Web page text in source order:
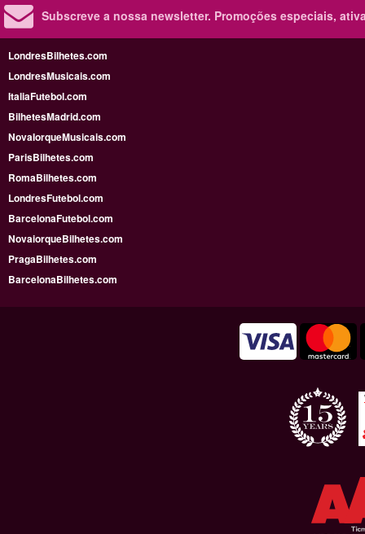
Subscreve a nossa newsletter. Promoções especiais,
LondresBilhetes.com
LondresMusicais.com
ItaliaFutebol.com
BilhetesMadrid.com
NovaIorqueMusicais.com
ParisBilhetes.com
RomaBilhetes.com
LondresFutebol.com
BarcelonaFutebol.com
NovaiorqueBilhetes.com
PragaBilhetes.com
BarcelonaBilhetes.com